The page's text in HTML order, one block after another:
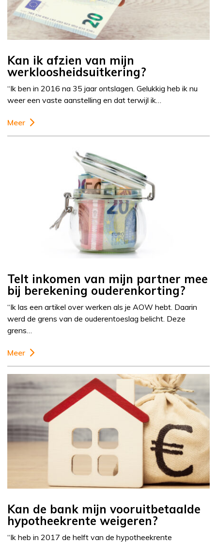
Kan ik afzien van mijn
werkloosheidsuitkering?
“Ik ben in 2016 na 35 jaar ontslagen. Gelukkig heb ik nu
weer een vaste aanstelling en dat terwijl ik…
Meer
Telt inkomen van mijn partner mee
bij berekening ouderenkorting?
“Ik las een artikel over werken als je AOW hebt. Daarin
werd de grens van de ouderentoeslag belicht. Deze
grens…
Meer
Kan de bank mijn vooruitbetaalde
hypotheekrente weigeren?
“Ik heb in 2017 de helft van de hypotheekrente